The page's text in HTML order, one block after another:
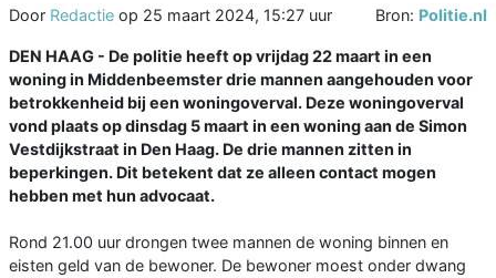
Door Redactie op 25 maart 2024, 15:27 uur Bron: Politie.nl
DEN HAAG - De politie heeft op vrijdag 22 maart in een
woning in Middenbeemster drie mannen aangehouden voor
betrokkenheid bij een woningoverval. Deze woningoverval
vond plaats op dinsdag 5 maart in een woning aan de Simon
Vestdijkstraat in Den Haag. De drie mannen zitten in
beperkingen. Dit betekent dat ze alleen contact mogen
hebben met hun advocaat.
Rond 21.00 uur drongen twee mannen de woning binnen en
eisten geld van de bewoner. De bewoner moest onder dwang